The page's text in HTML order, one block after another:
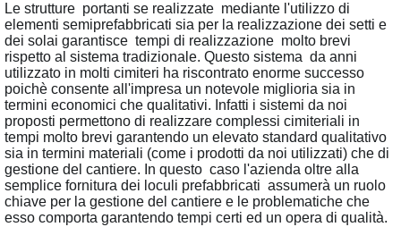
Le strutture portanti se realizzate mediante l'utilizzo di
elementi semiprefabbricati sia per la realizzazione dei setti e
dei solai garantisce tempi di realizzazione molto brevi
rispetto al sistema tradizionale. Questo sistema da anni
utilizzato in molti cimiteri ha riscontrato enorme successo
poichè consente all'impresa un notevole miglioria sia in
termini economici che qualitativi. Infatti i sistemi da noi
proposti permettono di realizzare complessi cimiteriali in
tempi molto brevi garantendo un elevato standard qualitativo
sia in termini materiali (come i prodotti da noi utilizzati) che di
gestione del cantiere. In questo caso l'azienda oltre alla
semplice fornitura dei loculi prefabbricati assumerà un ruolo
chiave per la gestione del cantiere e le problematiche che
esso comporta garantendo tempi certi ed un opera di qualità.